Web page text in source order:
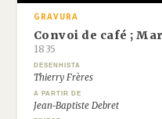
GRAVURA
Convoi de café ;
1835
DESENHISTA
Thierry Frères
A PARTIR DE
Jean-Baptiste Debret